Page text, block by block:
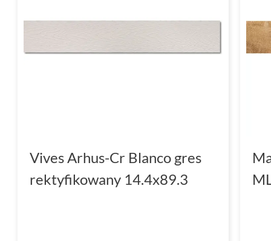
Vives Arhus-Cr Blanco gres
rektyfikowany 14.4x89.3